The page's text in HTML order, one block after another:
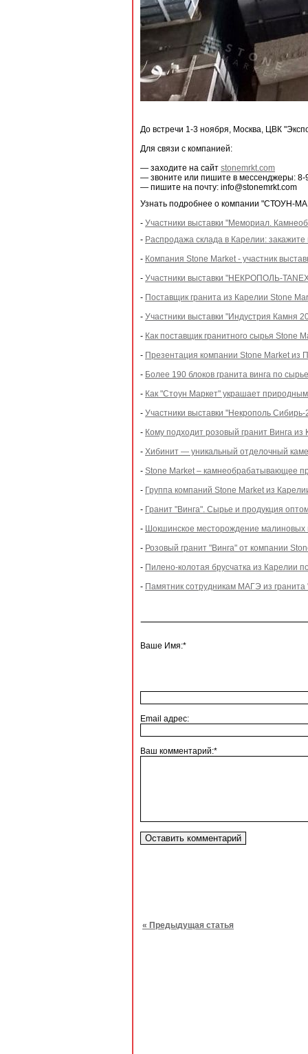
До встречи 1-3 ноября, Москва, ЦВК
Для связи с компанией:
— заходите на сайт stonemrkt.com
— звоните или пишите в мессенджеры: 8-
— пишите на почту: info@stonemrkt.com
Узнать подробнее о компании "СТОУН-
- Участники выставки "Мемориал.
- Распродажа склада в Карелии:
- Компания Stone Market - участник
- Участники выставки "НЕКРОПОЛЬ-
- Поставщик гранита из Карелии Stone
- Участники выставки "Индустрия Камня
- Как поставщик гранитного сырья Stone
- Презентация компании Stone Market из
- Более 190 блоков гранита винга по
- Как "Стоун Маркет" украшает
- Участники выставки "Некрополь
- Кому подходит розовый гранит Винга из
- Хибинит — уникальный отделочный
- Stone Market – камнеобрабатывающее
- Группа компаний Stone Market из
- Гранит "Винга". Сырье и продукция
- Шокшинское месторождение малиновых
- Розовый гранит "Винга" от компании
- Пилено-колотая брусчатка из Карелии
- Памятник сотрудникам МАГЭ из гранита
Ваше Имя:*
Email адрес:
Ваш комментарий:*
« Предыдущая статья